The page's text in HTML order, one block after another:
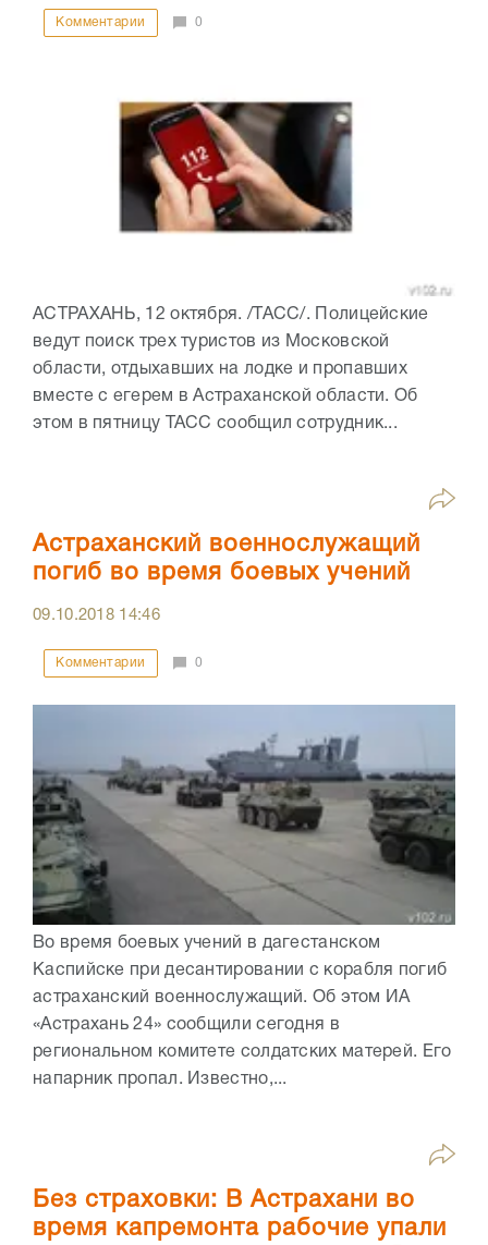
Комментарии 0
АСТРАХАНЬ, 12 октября. /ТАСС/. Полицейские
ведут поиск трех туристов из Московской
области, отдыхавших на лодке и пропавших
вместе с егерем в Астраханской области. Об
этом в пятницу ТАСС сообщил сотрудник...
Астраханский военнослужащий
погиб во время боевых учений
09.10.2018 14:46
Комментарии 0
Во время боевых учений в дагестанском
Каспийске при десантировании с корабля погиб
астраханский военнослужащий. Об этом ИА
«Астрахань 24» сообщили сегодня в
региональном комитете солдатских матерей. Его
напарник пропал. Известно,...
Без страховки: В Астрахани во
время капремонта рабочие упали